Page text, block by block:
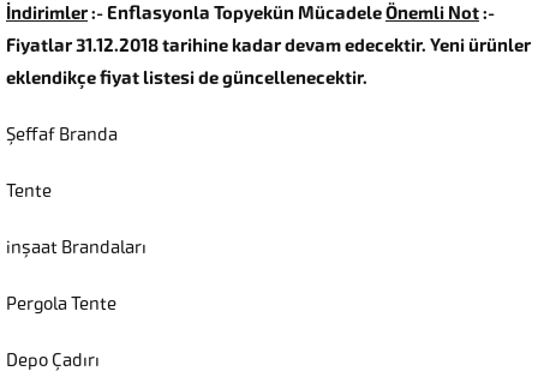
İndirimler:- Enflasyonla Topyekün MücadeleÖnemli Not:-
Fiyatlar 31.12.2018 tarihine kadar devam edecektir. Yeni ürünler
eklendikçe fiyat listesi de güncellenecektir.
Şeffaf Branda
Tente
inşaat Brandaları
Pergola Tente
Depo Çadırı